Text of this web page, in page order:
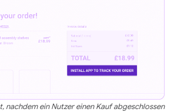
nachdem ein Nutzer einen Kauf abgeschlossen